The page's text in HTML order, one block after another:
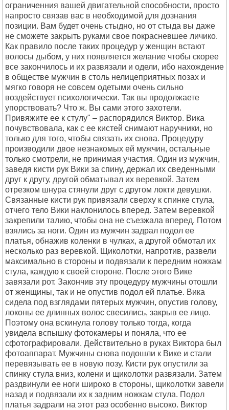
ограниченния вашей двигательной способности, просто
напросто связав вас в необходимой для дознания
позиции. Вам будет очень стыдно, но от стыда вы даже
не сможете закрыть руками свое покрасневшее личико.
Как правило после таких процедур у женщин встают
волосы дыбом, у них появляется желание чтобы скорее
все закончилось и их развязали и одели, ибо нахождение
в обществе мужчин в столь нелицеприятных позах и
мягко говоря не совсем одетыми очень сильно
воздействует психологически. Так вы продолжаете
упорствовать? Что ж. Вы сами этого захотели.
Привяжите ее к стулу" – распорядился Виктор. Вика
почувствовала, как с ее кистей снимают наручники, но
только для того, чтобы связать их снова. Процедуру
производили двое незнакомых ей мужчин, остальные
только смотрели, не принимая участия. Один из мужчин,
заведя кисти рук Вики за спину, держал их сведенными
друг к другу, другой обматывал их веревкой. Затем
отрезком шнура стянули друг с другом локти девушки.
Связанные кисти рук привязали сверху к спинке стула,
отчего тело Вики наклонилось вперед. Затем веревкой
закрепили талию, чтобы она не съезжала вперед. Потом
взялись за ноги. Один из мужчин задрал подол ее
платья, обнажив коленки в чулках, а другой обмотал их
несколько раз веревкой. Щиколотки, напротив, развели
максимально в стороны и подвязали к передним ножкам
стула, каждую к своей стороне. После этого Вике
завязали рот. Закончив эту процедуру мужчины отошли
от женщины, так и не опустив подол ей платье. Вика
сидела под взглядами пятерых мужчин, опустив голову,
локоны ее длинных волос свесились, закрыв ее лицо.
Поэтому она вскинула голову только тогда, когда
увидела вспышку фотокамеры и поняла, что ее
сфотографировали. Действительно в руках Виктора был
фотоаппарат. Мужчины снова подошли к Вике и стали
перевязывать ее в новую позу. Кисти рук опустили за
спинку стула вниз, колени и щиколотки развязали. Затем
раздвинули ее ноги широко в стороны, щиколотки завели
назад и подвязали их к задним ножкам стула. Подол
платья задрали на этот раз особенно высоко. Виктор